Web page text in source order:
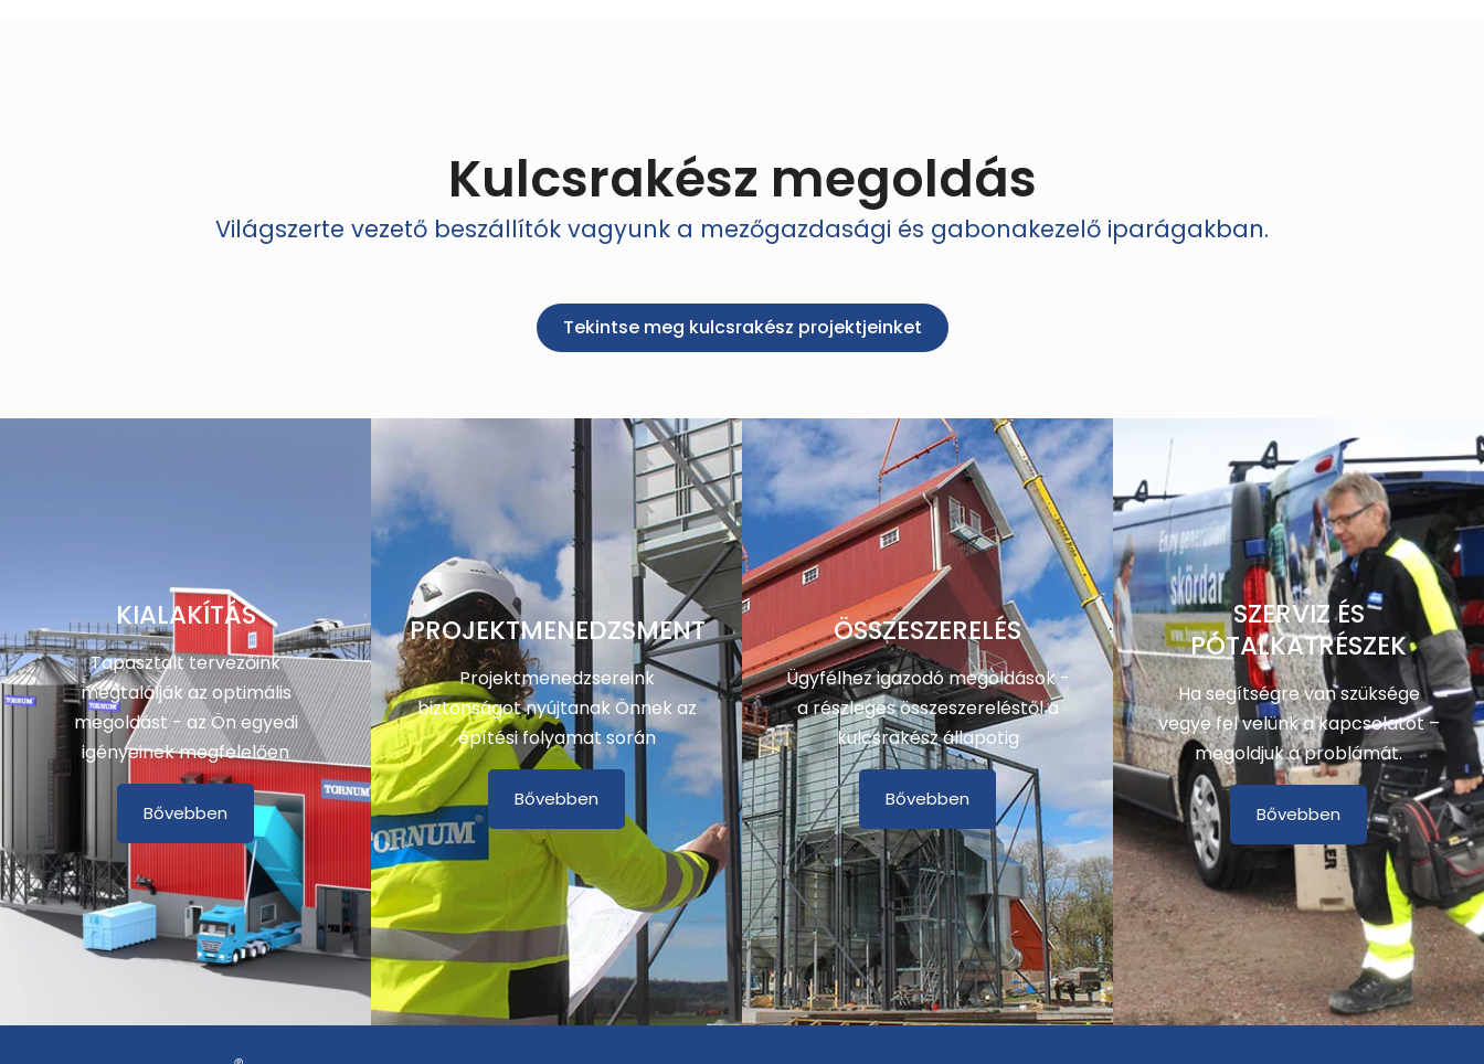
Kulcsrakész megoldás
Világszerte vezető beszállítók vagyunk a mezőgazdasági és gabonakezelő iparágakban.
Tekintse meg kulcsrakész projektjeinket
KIALAKÍTÁS
Tapasztalt tervezőink
megtalálják az optimális
megoldást - az Ön egyedi
igényeinek megfelelően
Bővebben
PROJEKTMENEDZSMENT
Projektmenedzsereink
biztonságot nyújtanak Önnek az
építési folyamat során
Bővebben
ÖSSZESZERELÉS
Ügyfélhez igazodó megoldások -
a részleges összeszereléstől a
kulcsrakész állapotig
Bővebben
SZERVIZ ÉS
PÓTALKATRÉSZEK
Ha segítségre van szüksége
vegye fel velünk a kapcsolatot –
megoldjuk a problámát.
Bővebben